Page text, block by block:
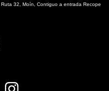
Ruta 32, Moín, Contiguo a entrada Recope